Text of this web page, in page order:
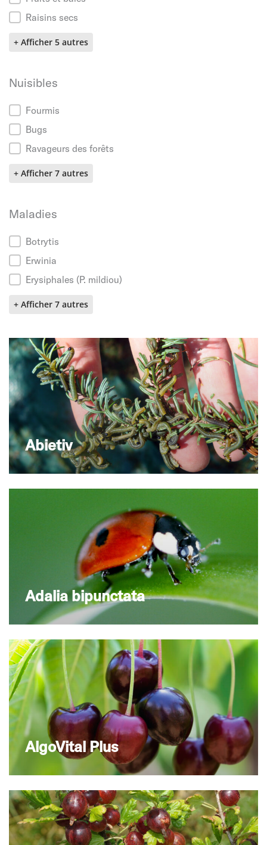
Raisins secs
+ Afficher 5 autres
Nuisibles
Nuisibles
Fourmis
Bugs
Ravageurs des forêts
+ Afficher 7 autres
Maladies
Maladies
Botrytis
Erwinia
Erysiphales (P. mildiou)
+ Afficher 7 autres
Abietiv
Adalia bipunctata
AlgoVital Plus